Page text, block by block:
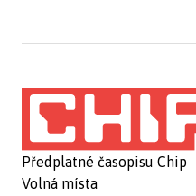
Předplatné časopisu Chip
Volná místa